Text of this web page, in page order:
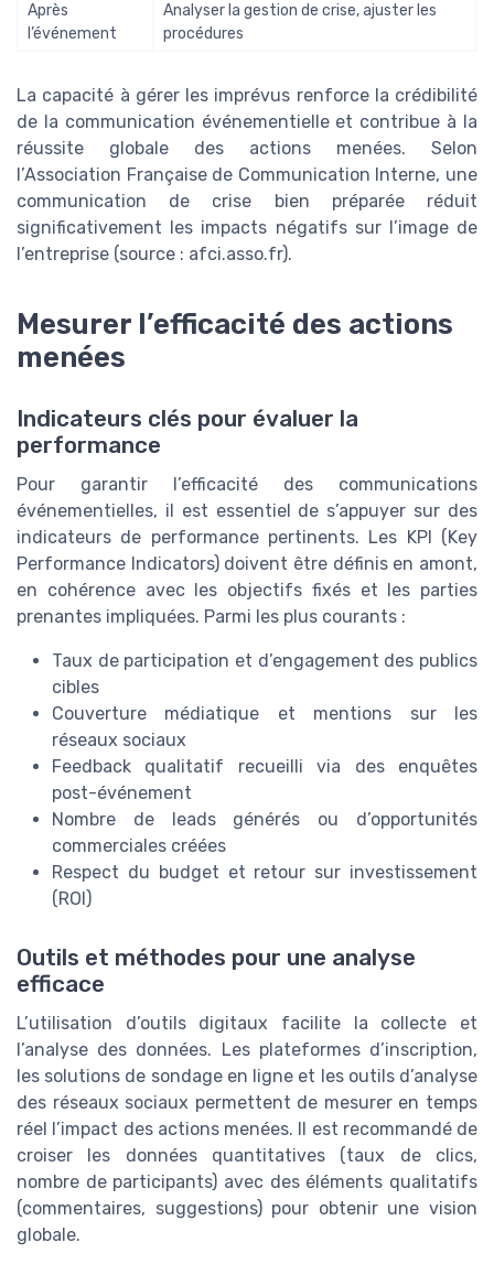
Après
l’événement
Analyser la gestion de crise, ajuster les
procédures
La capacité à gérer les imprévus renforce la crédibilité
de la communication événementielle et contribue à la
réussite globale des actions menées. Selon
l’Association Française de Communication Interne, une
communication de crise bien préparée réduit
significativement les impacts négatifs sur l’image de
l’entreprise (source : afci.asso.fr).
Mesurer l’efficacité des actions
menées
Indicateurs clés pour évaluer la
performance
Pour garantir l’efficacité des communications
événementielles, il est essentiel de s’appuyer sur des
indicateurs de performance pertinents. Les KPI (Key
Performance Indicators) doivent être définis en amont,
en cohérence avec les objectifs fixés et les parties
prenantes impliquées. Parmi les plus courants :
Taux de participation et d’engagement des publics
cibles
Couverture médiatique et mentions sur les
réseaux sociaux
Feedback qualitatif recueilli via des enquêtes
post-événement
Nombre de leads générés ou d’opportunités
commerciales créées
Respect du budget et retour sur investissement
(ROI)
Outils et méthodes pour une analyse
efficace
L’utilisation d’outils digitaux facilite la collecte et
l’analyse des données. Les plateformes d’inscription,
les solutions de sondage en ligne et les outils d’analyse
des réseaux sociaux permettent de mesurer en temps
réel l’impact des actions menées. Il est recommandé de
croiser les données quantitatives (taux de clics,
nombre de participants) avec des éléments qualitatifs
(commentaires, suggestions) pour obtenir une vision
globale.